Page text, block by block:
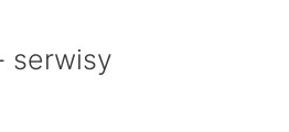
serwisy